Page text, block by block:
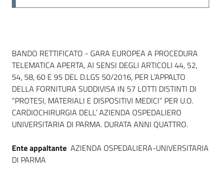
Dati del bando
BANDO RETTIFICATO - GARA EUROPEA A PROCEDURA
TELEMATICA APERTA, AI SENSI DEGLI ARTICOLI 44, 52,
54, 58, 60 E 95 DEL D.LGS 50/2016, PER L’APPALTO
DELLA FORNITURA SUDDIVISA IN 57 LOTTI DISTINTI DI
“PROTESI, MATERIALI E DISPOSITIVI MEDICI” PER U.O.
CARDIOCHIRURGIA DELL’ AZIENDA OSPEDALIERO
UNIVERSITARIA DI PARMA. DURATA ANNI QUATTRO.
Ente appaltante AZIENDA OSPEDALIERA-UNIVERSITARIA
DI PARMA